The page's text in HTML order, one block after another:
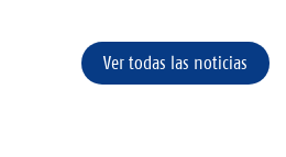
Ver todas las noticias